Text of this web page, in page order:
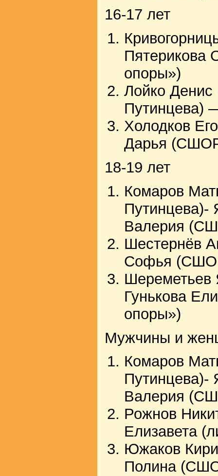
16-17 лет
Пятерикова
опоры»)
Лойко
Путинцева)
Холодков
Дарья
18-19 лет
Комаров
Путинцева)-
Валерия
Шестернёв
Софья
Шереметьев
Гунькова
опоры»)
Мужчины и
Комаров
Путинцева)-
Валерия
Рожнов
Елизавета
Южаков
Полина